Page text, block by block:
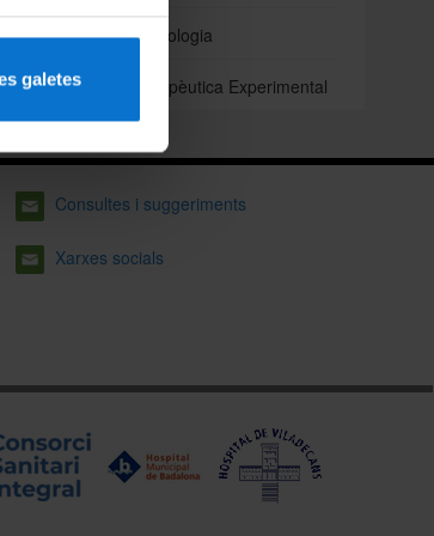
galetes
Odontoestomatologia
Patologia i Terapèutica Experimental
Consultes i suggeriments
Xarxes socials